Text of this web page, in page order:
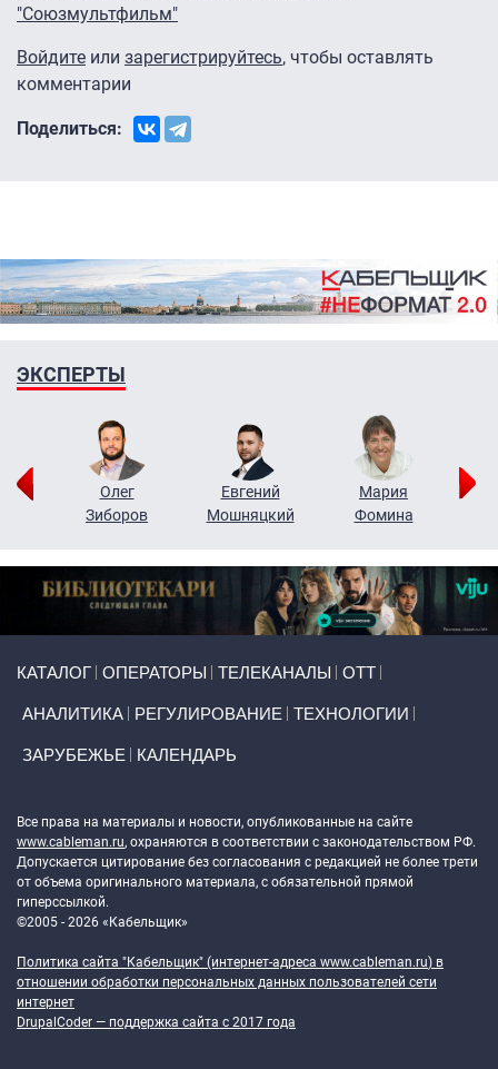
"Союзмультфильм"
Войдите или зарегистрируйтесь, чтобы оставлять
комментарии
Поделиться:
ЭКСПЕРТЫ
Олег
Зиборов
Евгений
Мошняцкий
Мария
Фомина
КАТАЛОГ ОПЕРАТОРЫ ТЕЛЕКАНАЛЫ ОТТ
АНАЛИТИКА РЕГУЛИРОВАНИЕ ТЕХНОЛОГИИ
ЗАРУБЕЖЬЕ КАЛЕНДАРЬ
Все права на материалы и новости, опубликованные на сайте
www.cableman.ru, охраняются в соответствии с законодательством РФ.
Допускается цитирование без согласования с редакцией не более трети
от объема оригинального материала, с обязательной прямой
гиперссылкой.
©2005 - 2026 «Кабельщик»
Политика сайта "Кабельщик" (интернет-адреса www.cableman.ru) в
отношении обработки персональных данных пользователей сети
интернет
DrupalCoder — поддержка сайта c 2017 года